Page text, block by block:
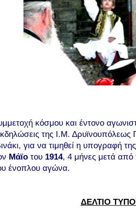
κόσμου και έντονο
της Ι.Μ.
για να τιμηθεί η υπογραφή
Μάϊο του 1914, 4 μήνες μετά από
ένοπλου αγώνα.
ΔΕΛΤΙΟ